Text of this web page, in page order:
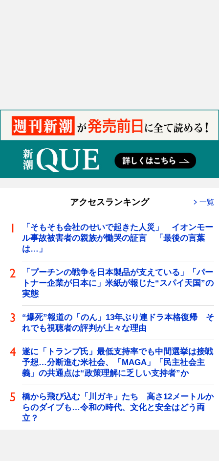
アクセスランキング 一覧
「そもそも会社のせいで起きた人災」 イオンモー
ル事故被害者の親族が慟哭の証言 「最後の言葉
は…」
「プーチンの戦争を日本製品が支えている」「パー
トナー企業が日本に」米紙が報じた“スパイ天国”の
実態
“爆死”報道の「のん」13年ぶり連ドラ本格復帰 そ
れでも視聴者の評判が上々な理由
遂に「トランプ氏」最低支持率でも中間選挙は接戦
予想…分断進む米社会、「MAGA」「民主社会主
義」の共通点は“政策理解に乏しい支持者”か
橋から飛び込む「川ガキ」たち 高さ12メートルか
らのダイブも…令和の時代、文化と安全はどう両
立？